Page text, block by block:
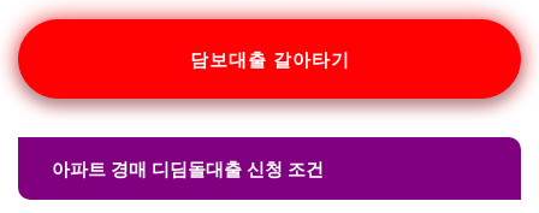
담보대출 갈아타기
아파트 경매 디딤돌대출 신청 조건